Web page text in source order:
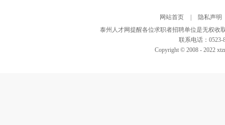
网站首页
隐私声明
泰州人才网提醒各位求职者招聘单位是无权收
联系电话：0523-
Copyright © 2008 - 2022